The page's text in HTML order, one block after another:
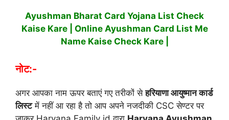
Ayushman Bharat Card Yojana List Check
Kaise Kare | Online Ayushman Card List Me
Name Kaise Check Kare |
नोट:-
अगर आपका नाम ऊपर बताएं गए तरीकों सेहरियाणा आयुष्मान कार्ड
लिस्टमें नहीं आ रहा है तो आप अपने नजदीकी CSC सेण्टर पर